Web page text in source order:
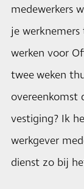
medewerkers
je
werken voor
twee weken
overeenkomst
vestiging? Ik
werkgever
dienst zo bij